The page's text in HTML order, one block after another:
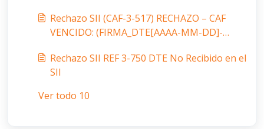
Rechazo SII (CAF-3-517) RECHAZO – CAF
VENCIDO: (FIRMA_DTE[AAAA-MM-DD]-
DEL 01.07.2018 EL PLAZO SERÁ DE 6 MESES
Rechazo SII REF 3-750 DTE No Recibido en el
SII
Ver todo 10